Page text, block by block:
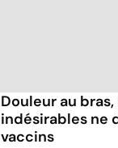
Douleur au
indésirables ne
vaccins